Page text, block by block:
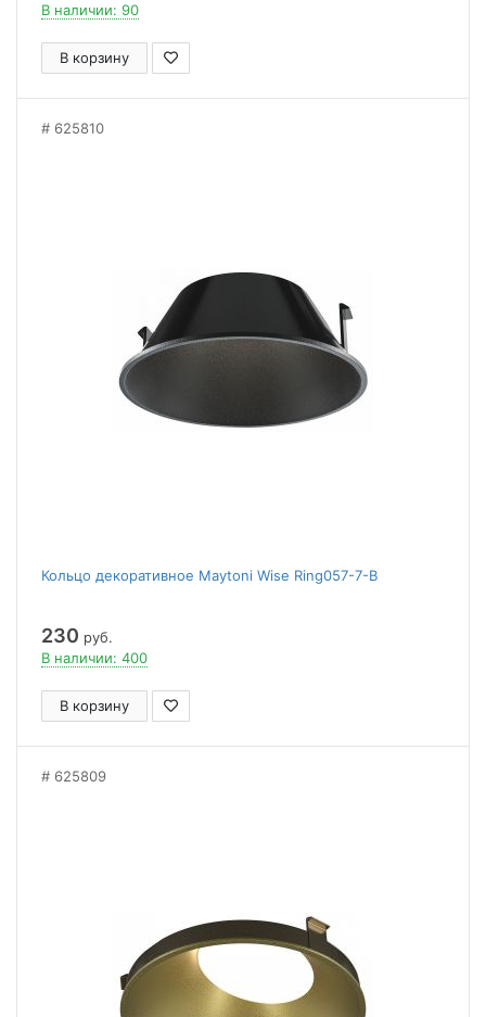
В наличии: 90
В корзину
625810
Кольцо декоративное Maytoni Wise Ring057-7-B
230 руб.
В наличии: 400
В корзину
625809